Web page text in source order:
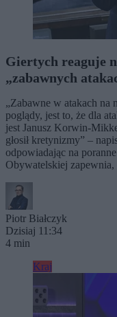
Giertych reaguje
„zabawnych
„Zabawne w atakach na
poglądy, jest to, że dla
jest Janusz Korwin-
głosił kretynizmy” –
odpowiadając na
Obywatelskiej
Piotr Białczyk
Dzisiaj 11:34
4 min
Kraj